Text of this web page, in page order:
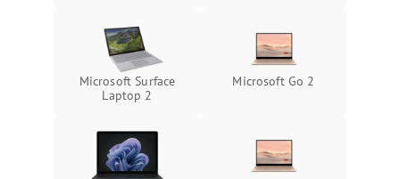
Microsoft Surface
Laptop 2
Microsoft Go 2